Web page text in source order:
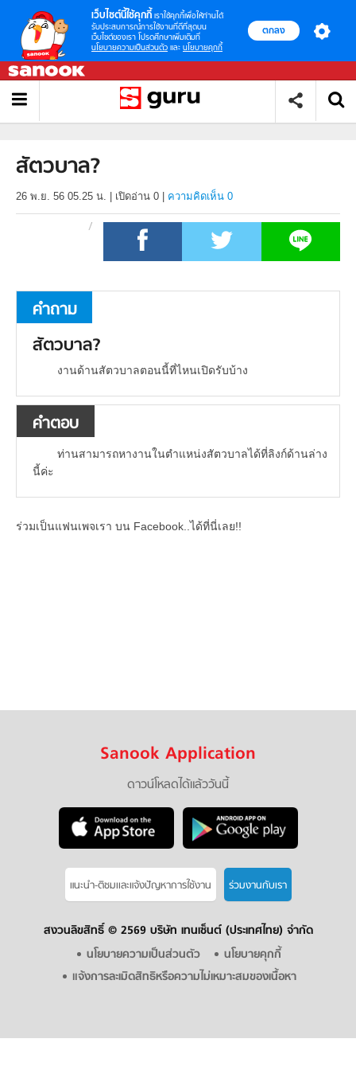
เว็บไซต์นี้ใช้คุกกี้ เราใช้คุกกี้เพื่อให้ท่านได้
รับประสบการณ์การใช้งานที่ดีที่สุดบน
เว็บไซต์ของเรา โปรดศึกษาเพิ่มเติมที่
นโยบายความเป็นส่วนตัว และ นโยบายคุกกี้
ตกลง
สัตวบาล?
26 พ.ย. 56 05.25 น. เปิดอ่าน 0 ความคิดเห็น 0
คำถาม
สัตวบาล?
งานด้านสัตวบาลตอนนี้ที่ไหนเปิดรับบ้าง
คำตอบ
ท่านสามารถหางานในตำแหน่งสัตวบาลได้ที่ลิงก์ด้านล่าง
นี้ค่ะ
ร่วมเป็นแฟนเพจเรา บน Facebook..ได้ที่นี่เลย!!
Sanook Application
ดาวน์โหลดได้แล้ววันนี้
แนะนำ-ติชมเเละแจ้งปัญหาการใช้งาน ร่วมงานกับเรา
สงวนลิขสิทธิ์ © 2569 บริษัท เทนเซ็นต์ (ประเทศไทย) จำกัด
นโยบายความเป็นส่วนตัว
นโยบายคุกกี้
แจ้งการละเมิดสิทธิหรือความไม่เหมาะสมของเนื้อหา